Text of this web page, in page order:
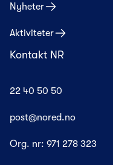
Nyheter
Aktiviteter
Kontakt NR
22 40 50 50
post@nored.no
Org. nr: 971 278 323